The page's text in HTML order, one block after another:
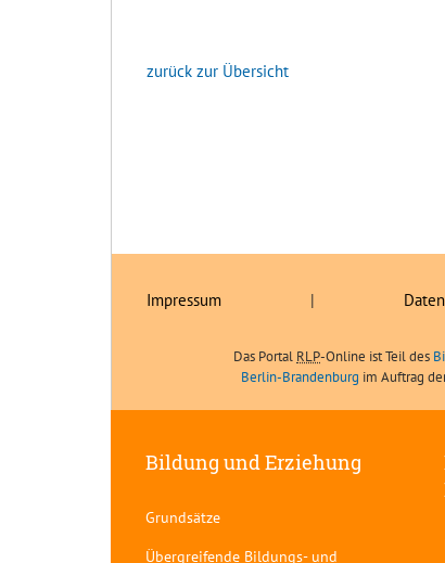
zurück zur Übersicht
Impressum |
Das Portal RLP-Online ist Teil des
Berlin-Brandenburg im Auftrag
Bildung und Erziehung
Grundsätze
Übergreifende Bildungs- und